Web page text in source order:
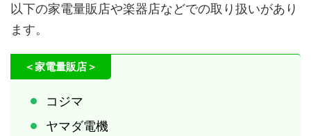
以下の家電量販店や楽器店などでの取り扱いがあり
ます。
＜家電量販店＞
コジマ
ヤマダ電機